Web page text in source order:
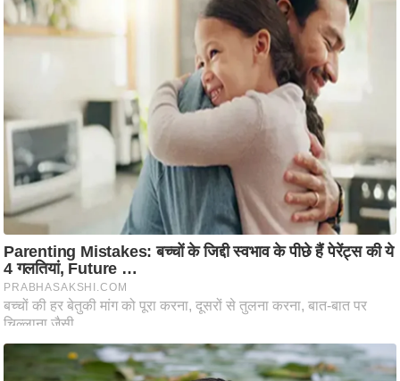
ष
प्र
मा
/
ध
र्म
स्थ
ल
व्र
त
त्यो
हा